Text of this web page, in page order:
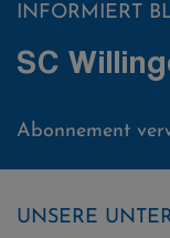
INFORMIERT
SC
Abonnement
UNSERE